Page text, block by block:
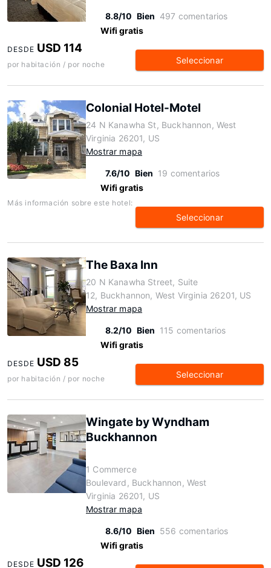
8.8/10 Bien 497 comentarios
Wifi gratis
DESDE USD 114
por habitación / por noche Seleccionar
Colonial Hotel-Motel
24 N Kanawha St, Buckhannon, West
Virginia 26201, US
Mostrar mapa
7.6/10 Bien 19 comentarios
Wifi gratis
Más información sobre este hotel:
Seleccionar
The Baxa Inn
20 N Kanawha Street, Suite
12, Buckhannon, West Virginia 26201, US
Mostrar mapa
8.2/10 Bien 115 comentarios
Wifi gratis
DESDE USD 85
por habitación / por noche Seleccionar
Wingate by Wyndham
Buckhannon
1 Commerce
Boulevard, Buckhannon, West
Virginia 26201, US
Mostrar mapa
8.6/10 Bien 556 comentarios
Wifi gratis
DESDE USD 126